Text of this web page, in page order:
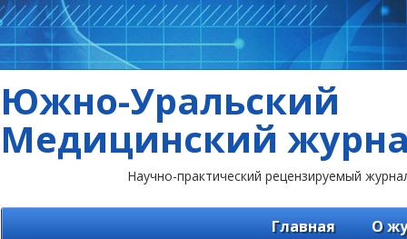
Южно-Уральский
Медицинский
Научно-практический рецензируемый
Главная О